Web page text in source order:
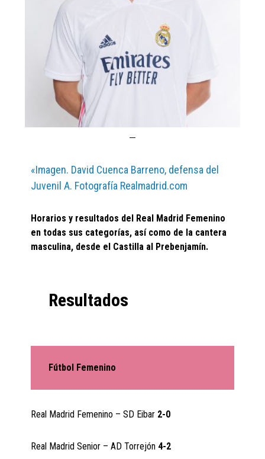
«Imagen. David Cuenca Barreno, defensa del
Juvenil A. Fotografía Realmadrid.com
Horarios y resultados del Real Madrid Femenino
en todas sus categorías, así como de la cantera
masculina, desde el Castilla al Prebenjamín.
Resultados
Fútbol Femenino
Real Madrid Femenino – SD Eibar 2-0
Real Madrid Senior – AD Torrejón 4-2